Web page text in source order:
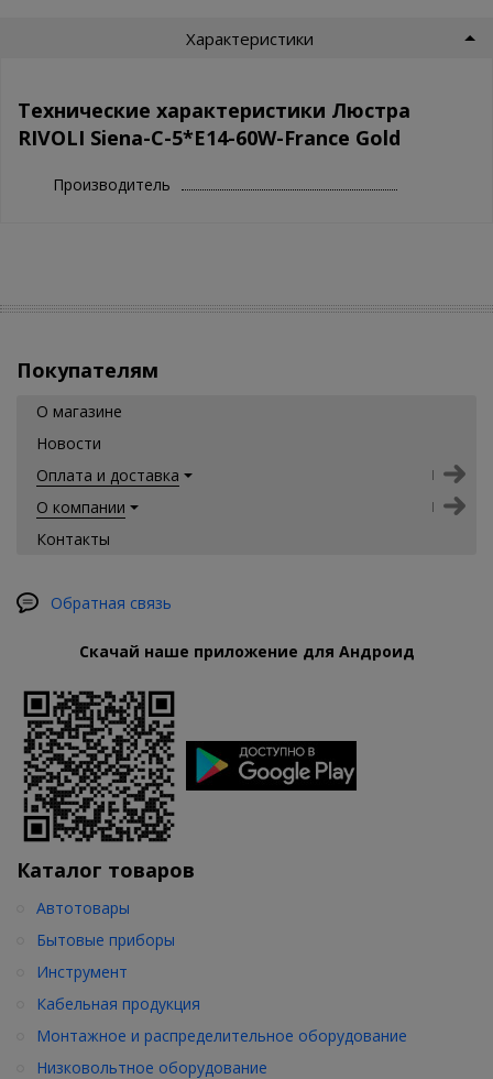
Характеристики
Технические характеристики Люстра
RIVOLI Siena-C-5*E14-60W-France Gold
Производитель
Покупателям
О магазине
Новости
Оплата и доставка
О компании
Контакты
Обратная связь
Скачай наше приложение для Андроид
Каталог товаров
Автотовары
Бытовые приборы
Инструмент
Кабельная продукция
Монтажное и распределительное оборудование
Низковольтное оборудование